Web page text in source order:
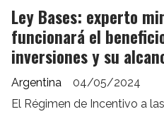
Ley Bases: experto
funcionará el
inversiones y su
Argentina
04/05/2024
El Régimen de Incentivo a